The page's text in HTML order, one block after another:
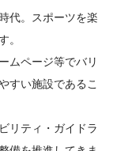
代。スポーツを楽
。
ムページ等でバリ
すい施設であるこ
リティ・ガイドラ